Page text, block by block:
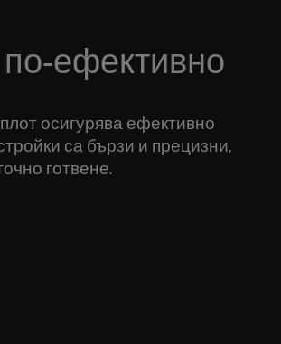
ефективно
осигурява ефективно
са бързи и прецизни,
готвене.